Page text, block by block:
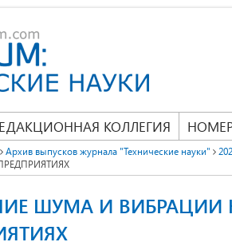
КОЛЛЕГИЯ
Архив выпусков журнала "Технические науки"
ШУМА И ВИБРАЦИИ